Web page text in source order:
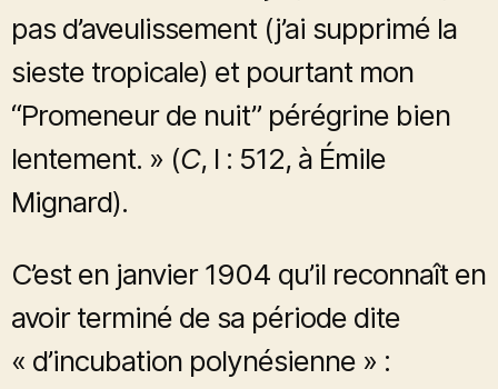
pas d’aveulissement (j’ai supprimé la
sieste tropicale) et pourtant mon
“Promeneur de nuit” pérégrine bien
lentement. » (C, I : 512, à Émile
Mignard).
C’est en janvier 1904 qu’il reconnaît en
avoir terminé de sa période dite
« d’incubation polynésienne » :